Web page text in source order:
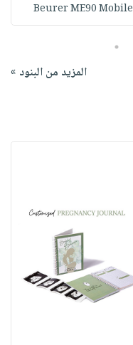
Beurer ME90 Mobile
5
المزيد من البنود »